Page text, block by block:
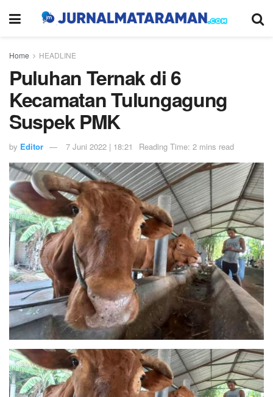
Home HEADLINE
Puluhan Ternak di 6
Kecamatan Tulungagung
Suspek PMK
by Editor 7 Juni 2022 | 18:21 Reading Time: 2 mins read